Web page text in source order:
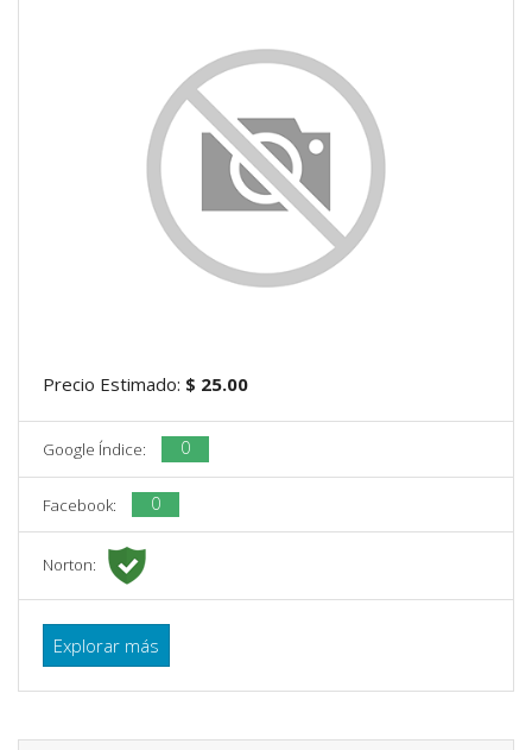
Precio Estimado: $ 25.00
Google Índice: 0
Facebook: 0
Norton:
Explorar más